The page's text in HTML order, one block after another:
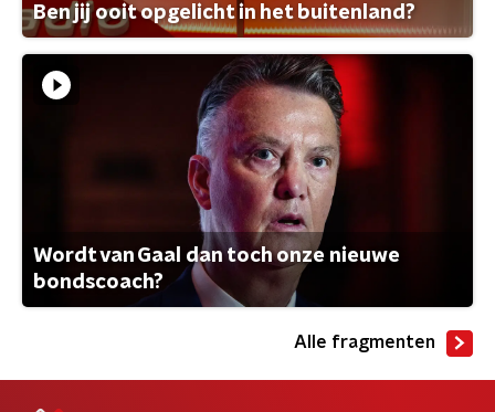
Ben jij ooit opgelicht in het buitenland?
Wordt van Gaal dan toch onze nieuwe
bondscoach?
Alle fragmenten